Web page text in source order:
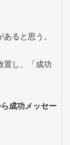
ると思う。
置し、「成功
成功メッセー